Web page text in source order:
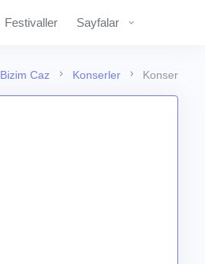
Festivaller Sayfalar
Bizim Caz Konserler Konser